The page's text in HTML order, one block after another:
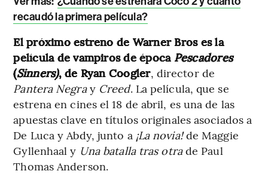
recaudó la primera película?
El próximo estreno de Warner Bros es la
película de vampiros de épocaPescadores
(Sinners), de Ryan Coogler, director de
Pantera Negray Creed. La película, que se
estrena en cines el 18 de abril, es una de las
apuestas clave en títulos originales asociados a
De Luca y Abdy, junto a ¡La novia!de Maggie
Gyllenhaal y Una batalla tras otrade Paul
Thomas Anderson.